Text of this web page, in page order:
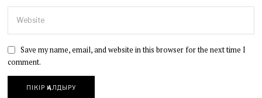
Save my name, email, and website in this browser for the next time I
comment.